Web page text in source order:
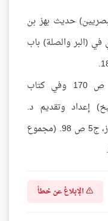
حديث بهز بن
والترمذي في (البر والصلة) باب
نشر في (كتاب الدعوة) ج2 ص 170 وفي كتاب
إعداد وتقديم د.
عبدالله الطيار والشيخ أحمد الباز، ج5 ص 98. (مجموع
الإبلاغ عن خطأ